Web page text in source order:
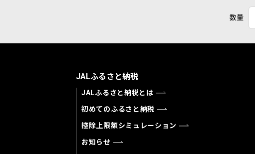
数量
JALふるさと納税
JALふるさと納税とは
初めてのふるさと納税
控除上限額シミュレーション
お知らせ